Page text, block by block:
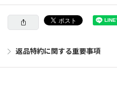
返品特約に関する重要事項